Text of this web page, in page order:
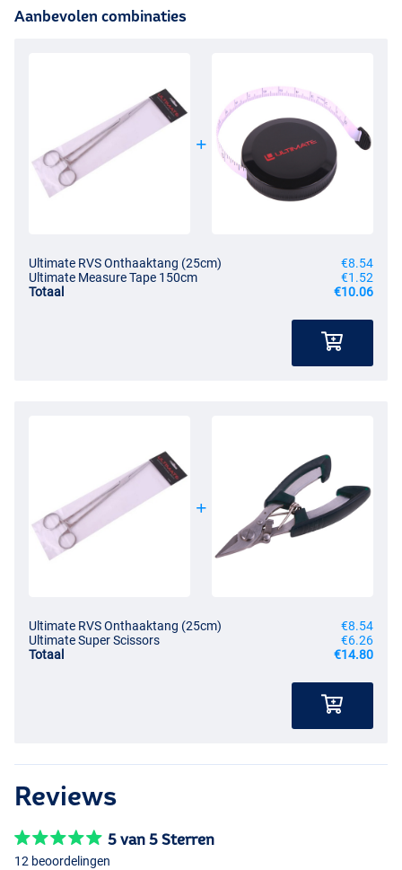
Aanbevolen combinaties
Ultimate RVS Onthaaktang (25cm)
€8.54
Ultimate Measure Tape 150cm
€1.52
Totaal
€10.06
Ultimate RVS Onthaaktang (25cm)
€8.54
Ultimate Super Scissors
€6.26
Totaal
€14.80
Reviews
5 van 5 Sterren
12 beoordelingen